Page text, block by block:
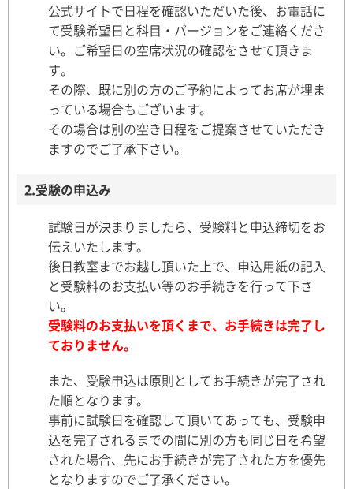
公式サイトで日程を確認いただいた後、お電話に
て受験希望日と科目・バージョンをご連絡くださ
い。ご希望日の空席状況の確認をさせて頂きま
す。
その際、既に別の方のご予約によってお席が埋ま
っている場合もございます。
その場合は別の空き日程をご提案させていただき
ますのでご了承下さい。
2.受験の申込み
試験日が決まりましたら、受験料と申込締切をお
伝えいたします。
後日教室までお越し頂いた上で、申込用紙の記入
と受験料のお支払い等のお手続きを行って下さ
い。
受験料のお支払いを頂くまで、お手続きは完了し
ておりません。
また、受験申込は原則としてお手続きが完了され
た順となります。
事前に試験日を確認して頂いてあっても、受験申
込を完了されるまでの間に別の方も同じ日を希望
された場合、先にお手続きが完了された方を優先
となりますのでご了承ください。